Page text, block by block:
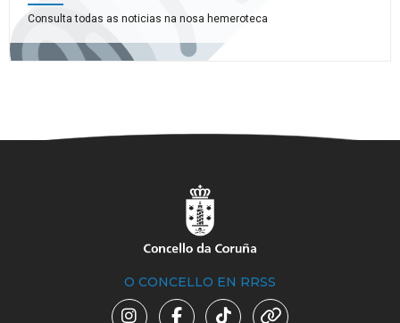
Consulta todas as noticias na nosa hemeroteca
O CONCELLO EN RRSS